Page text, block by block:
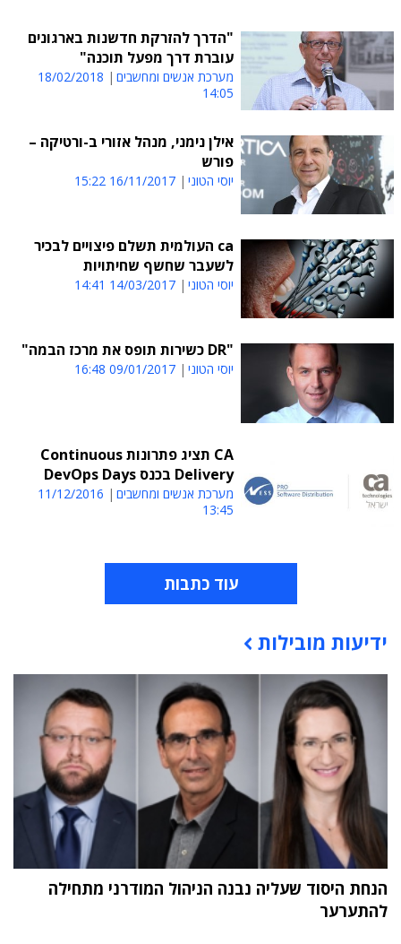
"הדרך להזרקת חדשנות בארגונים
עוברת דרך מפעל תוכנה"
מערכת אנשים ומחשבים
18/02/2018
14:05
אילן נימני, מנהל אזורי ב-ורטיקה –
פורש
יוסי הטוני 16/11/2017 15:22
ca העולמית תשלם פיצויים לבכיר
לשעבר שחשף שחיתויות
יוסי הטוני 14/03/2017 14:41
"DR כשירות תופס את מרכז הבמה"
יוסי הטוני 09/01/2017 16:48
CA תציג פתרונות Continuous
Delivery בכנס DevOps Days
מערכת אנשים ומחשבים
11/12/2016
13:45
עוד כתבות
תוכן פרסומי
ידיעות מובילות
הנחת היסוד שעליה נבנה הניהול המודרני מתחילה
להתערער